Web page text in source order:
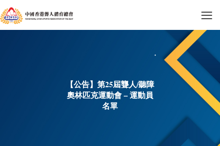
【公告】第25屆聾人/聽障
奧林匹克運動會 – 運動員
名單